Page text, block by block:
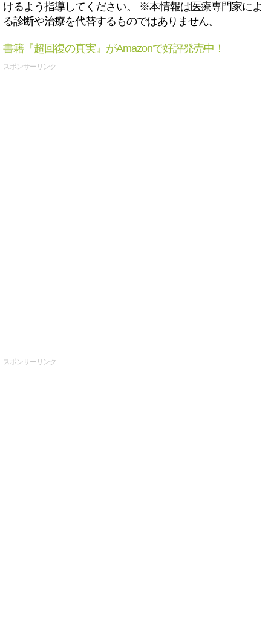
けるよう指導してください。 ※本情報は医療専門家によ
る診断や治療を代替するものではありません。
書籍『超回復の真実』がAmazonで好評発売中！
スポンサーリンク
スポンサーリンク